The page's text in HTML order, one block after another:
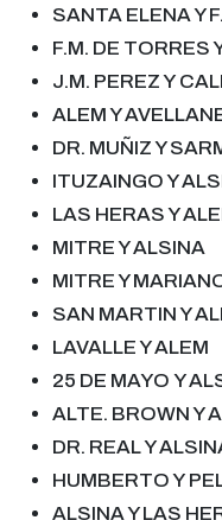
SANTA ELENA Y F.
F.M. DE TORRES
J.M. PEREZ Y
ALEM Y
DR. MUÑIZ Y
ITUZAINGO Y
LAS HERAS Y
MITRE Y ALSINA
MITRE Y M
SAN MARTIN Y
LAVALLE Y ALEM
25 DE MAYO Y
ALTE. BROWN Y
DR. REAL Y
HUMBERTO Y
ALSINA Y LAS